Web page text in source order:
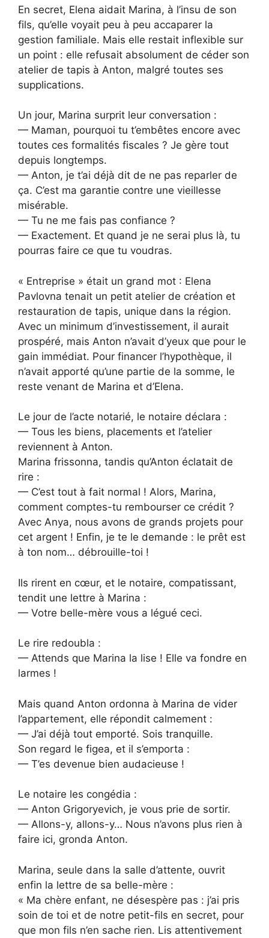
En secret, Elena aidait Marina, à l’insu de son
fils, qu’elle voyait peu à peu accaparer la
gestion familiale. Mais elle restait inflexible sur
un point : elle refusait absolument de céder son
atelier de tapis à Anton, malgré toutes ses
supplications.
Un jour, Marina surprit leur conversation :
— Maman, pourquoi tu t’embêtes encore avec
toutes ces formalités fiscales ? Je gère tout
depuis longtemps.
— Anton, je t’ai déjà dit de ne pas reparler de
ça. C’est ma garantie contre une vieillesse
misérable.
— Tu ne me fais pas confiance ?
— Exactement. Et quand je ne serai plus là, tu
pourras faire ce que tu voudras.
« Entreprise » était un grand mot : Elena
Pavlovna tenait un petit atelier de création et
restauration de tapis, unique dans la région.
Avec un minimum d’investissement, il aurait
prospéré, mais Anton n’avait d’yeux que pour le
gain immédiat. Pour financer l’hypothèque, il
n’avait apporté qu’une partie de la somme, le
reste venant de Marina et d’Elena.
Le jour de l’acte notarié, le notaire déclara :
— Tous les biens, placements et l’atelier
reviennent à Anton.
Marina frissonna, tandis qu’Anton éclatait de
rire :
— C’est tout à fait normal ! Alors, Marina,
comment comptes-tu rembourser ce crédit ?
Avec Anya, nous avons de grands projets pour
cet argent ! Enfin, je te le demande : le prêt est
à ton nom… débrouille-toi !
Ils rirent en cœur, et le notaire, compatissant,
tendit une lettre à Marina :
— Votre belle-mère vous a légué ceci.
Le rire redoubla :
— Attends que Marina la lise ! Elle va fondre en
larmes !
Mais quand Anton ordonna à Marina de vider
l’appartement, elle répondit calmement :
— J’ai déjà tout emporté. Sois tranquille.
Son regard le figea, et il s’emporta :
— T’es devenue bien audacieuse !
Le notaire les congédia :
— Anton Grigoryevich, je vous prie de sortir.
— Allons-y, allons-y… Nous n’avons plus rien à
faire ici, gronda Anton.
Marina, seule dans la salle d’attente, ouvrit
enfin la lettre de sa belle-mère :
« Ma chère enfant, ne désespère pas : j’ai pris
soin de toi et de notre petit-fils en secret, pour
que mon fils n’en sache rien. Lis attentivement